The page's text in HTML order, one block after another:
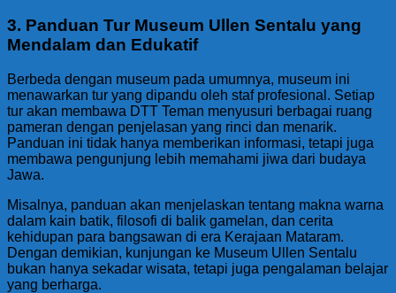
3. Panduan Tur Museum Ullen Sentalu yang
Mendalam dan Edukatif
Berbeda dengan museum pada umumnya, museum ini
menawarkan tur yang dipandu oleh staf profesional. Setiap
tur akan membawa DTT Teman menyusuri berbagai ruang
pameran dengan penjelasan yang rinci dan menarik.
Panduan ini tidak hanya memberikan informasi, tetapi juga
membawa pengunjung lebih memahami jiwa dari budaya
Jawa.
Misalnya, panduan akan menjelaskan tentang makna warna
dalam kain batik, filosofi di balik gamelan, dan cerita
kehidupan para bangsawan di era Kerajaan Mataram.
Dengan demikian, kunjungan ke Museum Ullen Sentalu
bukan hanya sekadar wisata, tetapi juga pengalaman belajar
yang berharga.